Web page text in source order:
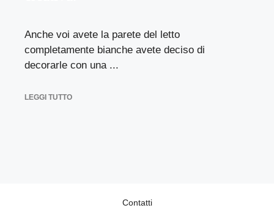
Anche voi avete la parete del letto
completamente bianche avete deciso di
decorarle con una ...
LEGGI TUTTO
Contatti